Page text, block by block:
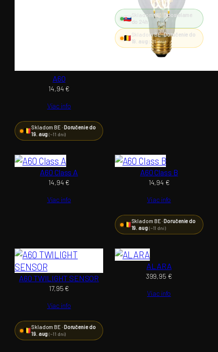
A60
14,94 €
Viac info
Skladom BE ·Doručenie do
19. aug(~11 dní)
Skladom SK ·Odosielame
do 24h
Skladom BE ·Doručenie do
19. aug
(~11 dní)
A60 Class A
14,94 €
Viac info
A60 Class B
14,94 €
Viac info
Skladom BE · Doručenie do
19. aug(~11 dní)
A60 TWILIGHT SENSOR
17,95 €
Viac info
Skladom BE · Doručenie do
19. aug(~11 dní)
ALARA
399,95 €
Viac info